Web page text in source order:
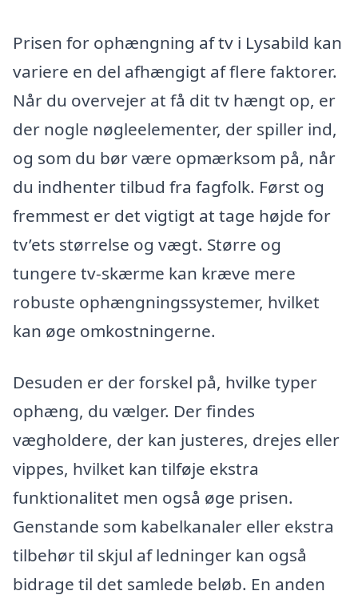
Prisen for ophængning af tv i Lysabild kan
variere en del afhængigt af flere faktorer.
Når du overvejer at få dit tv hængt op, er
der nogle nøgleelementer, der spiller ind,
og som du bør være opmærksom på, når
du indhenter tilbud fra fagfolk. Først og
fremmest er det vigtigt at tage højde for
tv’ets størrelse og vægt. Større og
tungere tv-skærme kan kræve mere
robuste ophængningssystemer, hvilket
kan øge omkostningerne.
Desuden er der forskel på, hvilke typer
ophæng, du vælger. Der findes
vægholdere, der kan justeres, drejes eller
vippes, hvilket kan tilføje ekstra
funktionalitet men også øge prisen.
Genstande som kabelkanaler eller ekstra
tilbehør til skjul af ledninger kan også
bidrage til det samlede beløb. En anden